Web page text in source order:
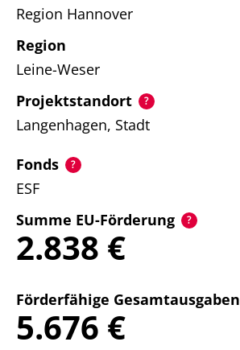
Region Hannover
Region
Leine-Weser
Projektstandort
Langenhagen, Stadt
Fonds
ESF
Summe EU-Förderung
2.838
Förderfähige Gesamtausgaben
5.676